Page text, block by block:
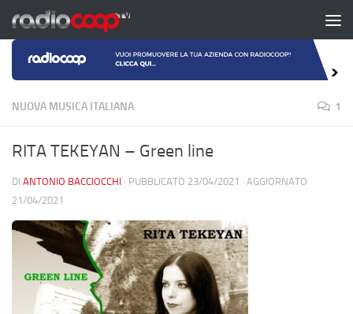
Salta al contenuto
NUOVA MUSICA ITALIANA 1
RITA TEKEYAN – Green line
DI ANTONIO BACCIOCCHI · PUBBLICATO 23/04/2021 · AGGIORNATO
21/04/2021